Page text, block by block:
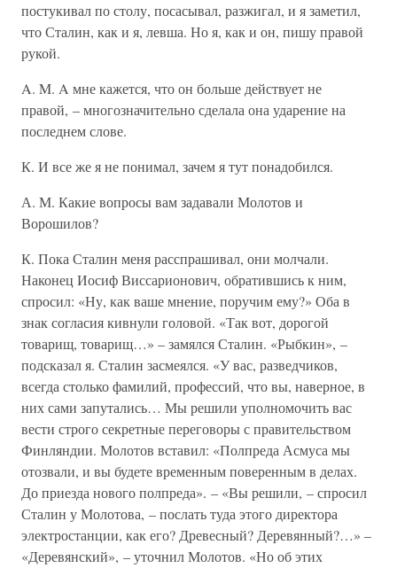
постукивал по столу, посасывал, разжигал, и я заметил,
что Сталин, как и я, левша. Но я, как и он, пишу правой
рукой.
A. M. A мне кажется, что он больше действует не
правой, – многозначительно сделала она ударение на
последнем слове.
К. И все же я не понимал, зачем я тут понадобился.
А. М. Какие вопросы вам задавали Молотов и
Ворошилов?
К. Пока Сталин меня расспрашивал, они молчали.
Наконец Иосиф Виссарионович, обратившись к ним,
спросил: «Ну, как ваше мнение, поручим ему?» Оба в
знак согласия кивнули головой. «Так вот, дорогой
товарищ, товарищ…» – замялся Сталин. «Рыбкин», –
подсказал я. Сталин засмеялся. «У вас, разведчиков,
всегда столько фамилий, профессий, что вы, наверное, в
них сами запутались… Мы решили уполномочить вас
вести строго секретные переговоры с правительством
Финляндии. Молотов вставил: «Полпреда Асмуса мы
отозвали, и вы будете временным поверенным в делах.
До приезда нового полпреда». – «Вы решили, – спросил
Сталин у Молотова, – послать туда этого директора
электростанции, как его? Древесный? Деревянный?…» –
«Деревянский», – уточнил Молотов. «Но об этих